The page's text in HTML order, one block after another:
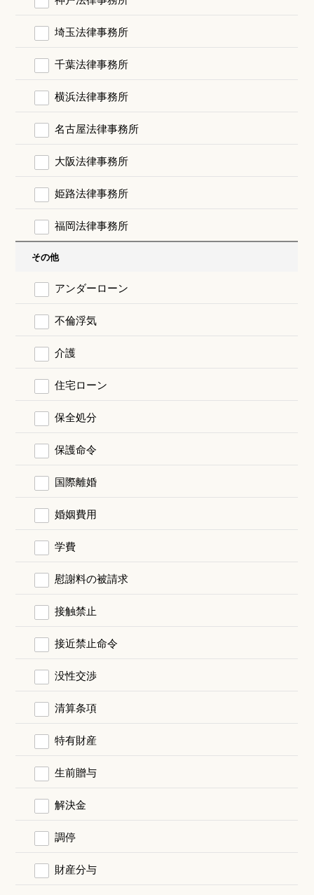
埼玉法律事務所
千葉法律事務所
横浜法律事務所
名古屋法律事務所
大阪法律事務所
姫路法律事務所
福岡法律事務所
その他
アンダーローン
不倫浮気
介護
住宅ローン
保全処分
保護命令
国際離婚
婚姻費用
学費
慰謝料の被請求
接触禁止
接近禁止命令
没性交渉
清算条項
特有財産
生前贈与
解決金
調停
財産分与